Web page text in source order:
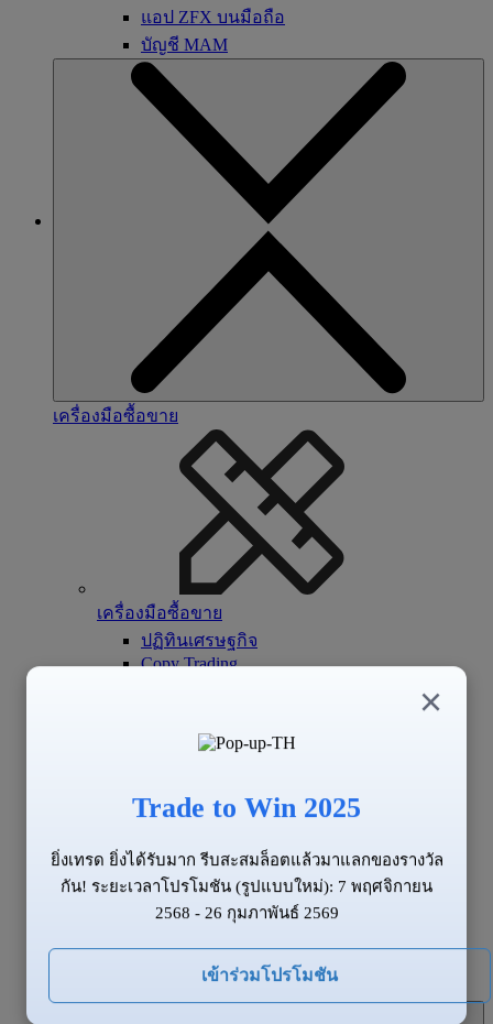
แอป ZFX บนมือถือ
บัญชี MAM
เครื่องมือซื้อขาย
เครื่องมือซื้อขาย
ปฏิทินเศรษฐกิจ
Copy Trading
ข้อมูลของตลาด
ข่าวสาร
×
Trade to Win 2025
ยิ่งเทรด ยิ่งได้รับมาก รีบสะสมล็อตแล้วมาแลกของรางวัล
กัน! ระยะเวลาโปรโมชัน (รูปแบบใหม่): 7 พฤศจิกายน
2568 - 26 กุมภาพันธ์ 2569
เข้าร่วมโปรโมชัน